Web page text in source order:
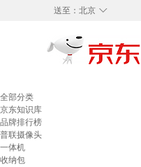
◇
送至： 北京
全部分类
京东知识库
品牌排行榜
普联摄像头
一体机
收纳包